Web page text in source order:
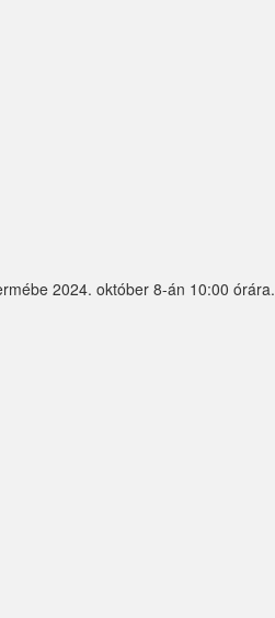
2024. október 8-án 10:00 órára.